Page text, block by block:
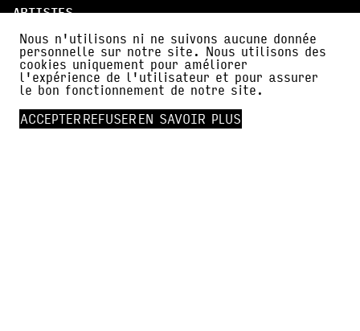
ARTISTES
LE QUÉBEC, PAYS INVITÉ
PARTICIPER
À PROPOS
PARTENAIRES
Nous n'utilisons ni ne suivons aucune donnée
personnelle sur notre site. Nous utilisons des
cookies uniquement pour améliorer
l'expérience de l'utilisateur et pour assurer
le bon fonctionnement de notre site.
ACCEPTERREFUSEREN SAVOIR PLUS